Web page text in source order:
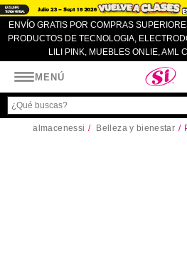
ENVÍO GRATIS POR COMPRAS
PRODUCTOS DE TECNOLOGIA,
LILI PINK, MUEBLES ONLIE, AML
MENÚ
almacenessi Belleza y bienestar